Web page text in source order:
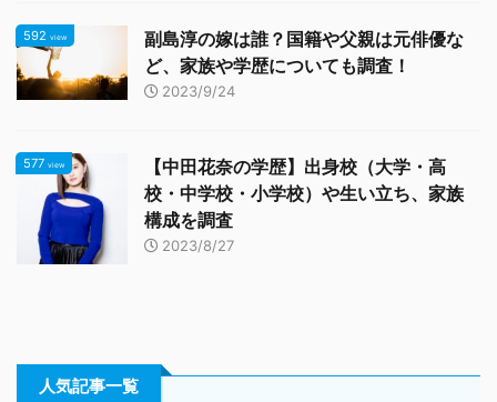
592 view
副島淳の嫁は誰？国籍や父親は元俳優な
ど、家族や学歴についても調査！
2023/9/24
577 view
【中田花奈の学歴】出身校（大学・高
校・中学校・小学校）や生い立ち、家族
構成を調査
2023/8/27
人気記事一覧